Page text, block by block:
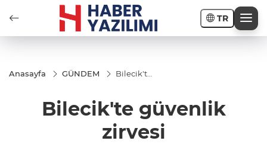
TR
Anasayfa GÜNDEM
Bilecik'te
Bilecik'te güvenlik
zirvesi